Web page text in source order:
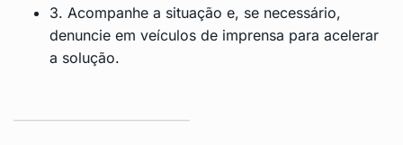
3. Acompanhe a situação e, se necessário,
denuncie em veículos de imprensa para acelerar
a solução.